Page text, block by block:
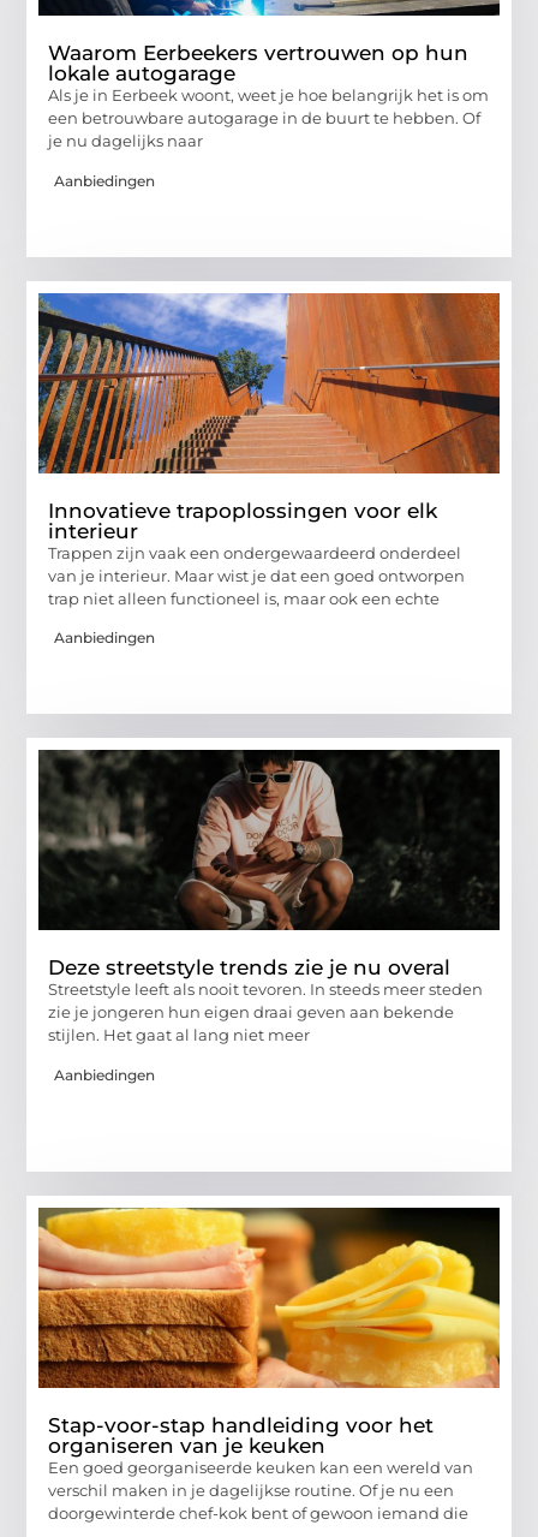
Waarom Eerbeekers vertrouwen op hun
lokale autogarage
Als je in Eerbeek woont, weet je hoe belangrijk het is om
een betrouwbare autogarage in de buurt te hebben. Of
je nu dagelijks naar
Aanbiedingen
Innovatieve trapoplossingen voor elk
interieur
Trappen zijn vaak een ondergewaardeerd onderdeel
van je interieur. Maar wist je dat een goed ontworpen
trap niet alleen functioneel is, maar ook een echte
Aanbiedingen
Deze streetstyle trends zie je nu overal
Streetstyle leeft als nooit tevoren. In steeds meer steden
zie je jongeren hun eigen draai geven aan bekende
stijlen. Het gaat al lang niet meer
Aanbiedingen
Stap-voor-stap handleiding voor het
organiseren van je keuken
Een goed georganiseerde keuken kan een wereld van
verschil maken in je dagelijkse routine. Of je nu een
doorgewinterde chef-kok bent of gewoon iemand die